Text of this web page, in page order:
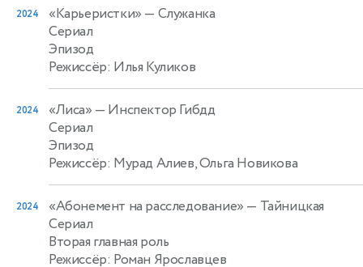
2024 «Карьеристки» — Служанка
Сериал
Эпизод
Режиссёр: Илья Куликов
2024 «Лиса» — Инспектор Гибдд
Сериал
Эпизод
Режиссёр: Мурад Алиев, Ольга Новикова
2024 «Абонемент на расследование» — Тайницкая
Сериал
Вторая главная роль
Режиссёр: Роман Ярославцев